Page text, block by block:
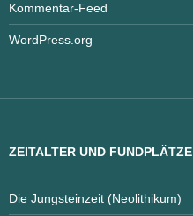
Kommentar-Feed
WordPress.org
ZEITALTER UND FUNDPLÄTZE
Die Jungsteinzeit (Neolithikum)